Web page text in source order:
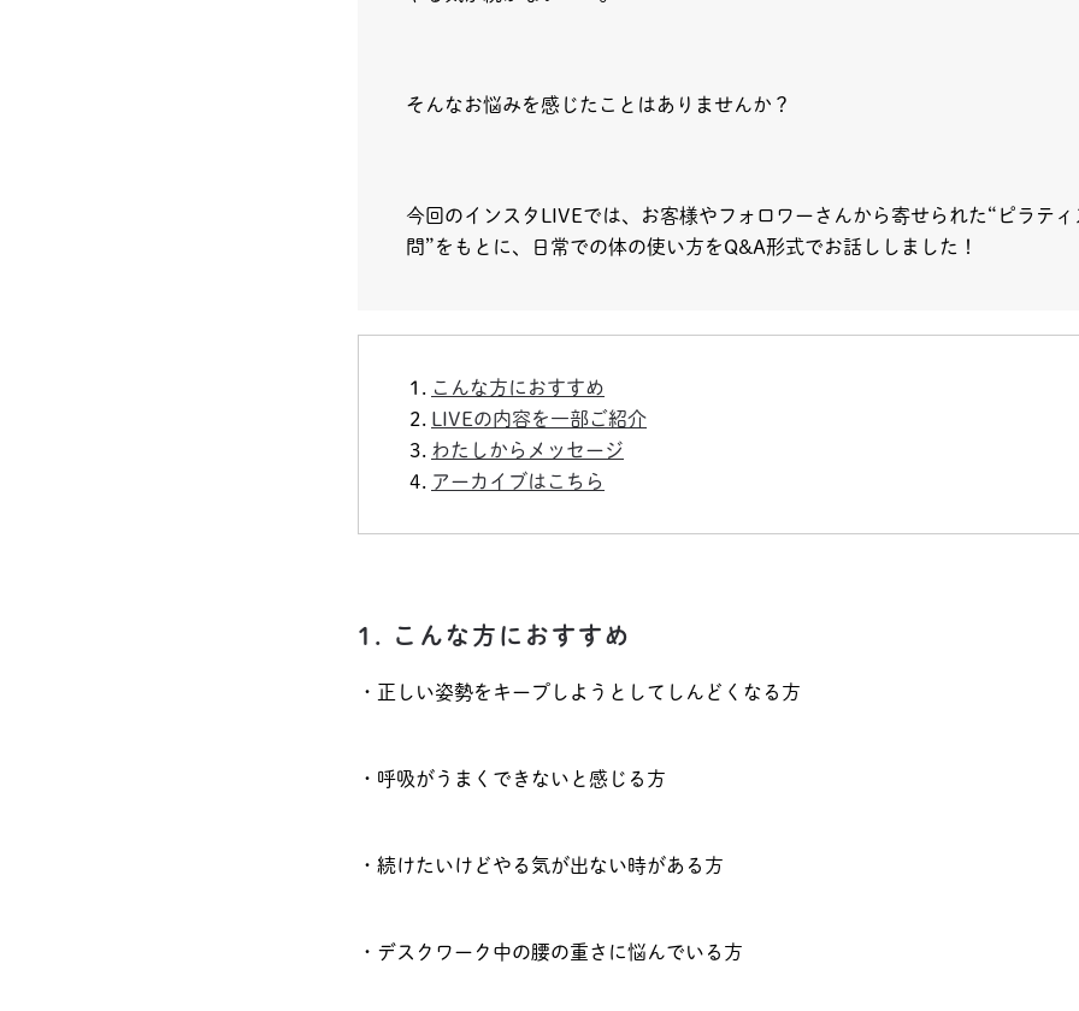
そんなお悩みを感じたことはありませんか？
今回のインスタLIVEでは、お客様やフォロワーさんから寄せられた“ピラティ
問”をもとに、日常での体の使い方をQ&A形式でお話ししました！
こんな方におすすめ
LIVEの内容を一部ご紹介
わたしからメッセージ
アーカイブはこちら
1. こんな方におすすめ
・正しい姿勢をキープしようとしてしんどくなる方
・呼吸がうまくできないと感じる方
・続けたいけどやる気が出ない時がある方
・デスクワーク中の腰の重さに悩んでいる方